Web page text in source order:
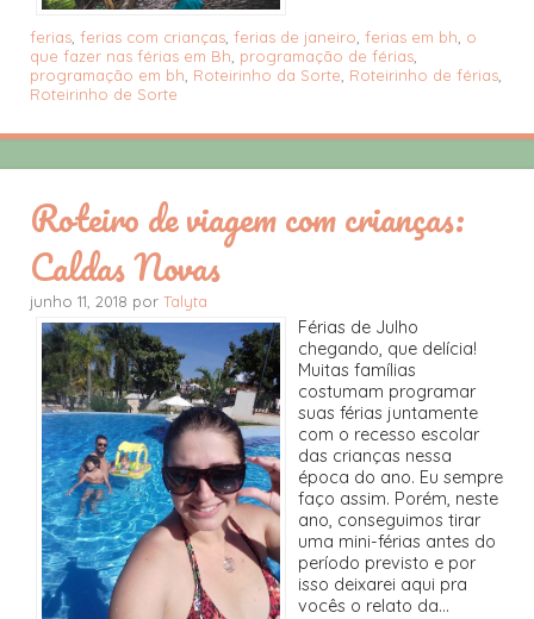
ferias ferias com crianças ferias de janeiro ferias em bh o
que fazer nas férias em Bh programação de férias
programação em bh Roteirinho da Sorte Roteirinho de férias
Roteirinho de Sorte
Roteiro de viagem com crianças:
Caldas Novas
junho 11, 2018 por Talyta
Férias de Julho
chegando, que delícia!
Muitas famílias
costumam programar
suas férias juntamente
com o recesso escolar
das crianças nessa
época do ano. Eu sempre
faço assim. Porém, neste
ano, conseguimos tirar
uma mini-férias antes do
período previsto e por
isso deixarei aqui pra
vocês o relato da...